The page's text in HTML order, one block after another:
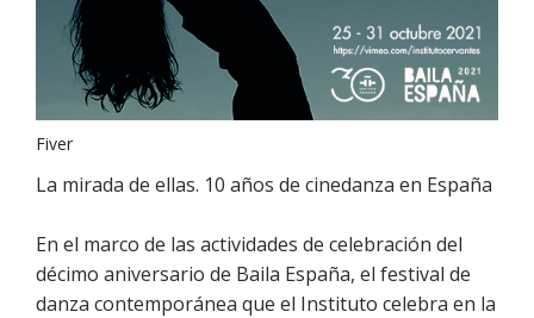
Fiver
La mirada de ellas. 10 años de cinedanza en España
En el marco de las actividades de celebración del
décimo aniversario de Baila España, el festival de
danza contemporánea que el Instituto celebra en la